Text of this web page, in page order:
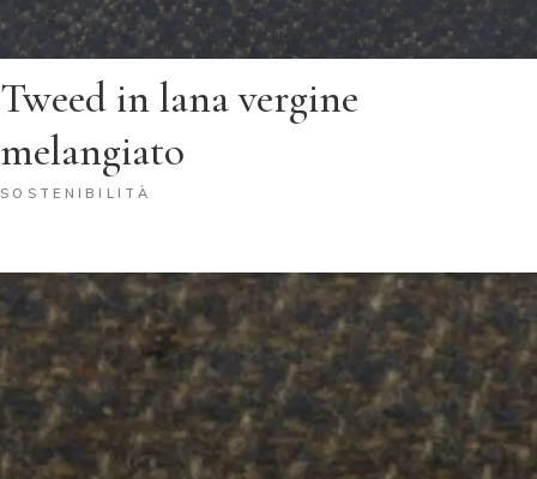
Tweed in lana vergine
melangiato
SOSTENIBILITÀ